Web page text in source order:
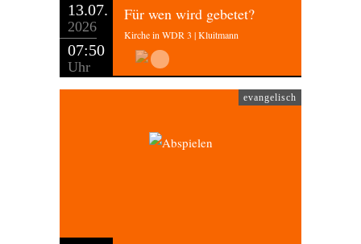
13.07.
2026
07:50
Uhr
Für wen wird gebetet?
Kirche in WDR 3 | Kluitmann
evangelisch